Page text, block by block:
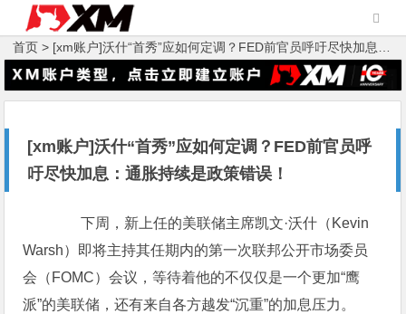
首页 > [xm账户]沃什“首秀”应如何定调？FED前官员呼吁尽快加息：通胀持续是政策错误！
[xm账户]沃什“首秀”应如何定调？FED前官员呼
吁尽快加息：通胀持续是政策错误！
下周，新上任的美联储主席凯文·沃什（Kevin
Warsh）即将主持其任期内的第一次联邦公开市场委员
会（FOMC）会议，等待着他的不仅仅是一个更加“鹰
派”的美联储，还有来自各方越发“沉重”的加息压力。